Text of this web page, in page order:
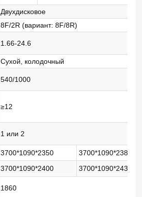
Двухдисковое
8F/2R (вариант: 8F/8R)
1.66-24.6
Сухой, колодочный
540/1000
≥12
1 или 2
3700*1090*2350 3700*1090*2380
3700*1090*2400 3700*1090*2430
1860